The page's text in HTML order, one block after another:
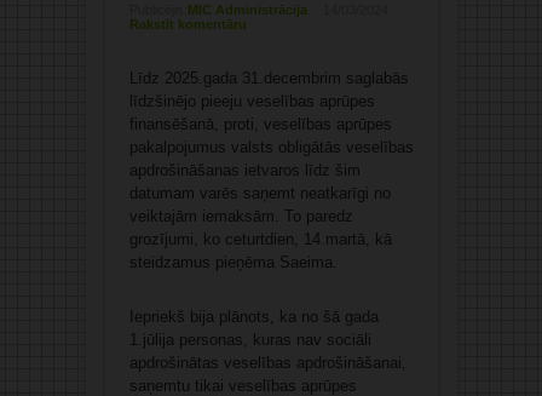
MIC Administrācija
Rakstīt komentāru
Līdz 2025.gada 31.decembrim saglabās
līdzšinējo pieeju veselības aprūpes
finansēšanā, proti, veselības aprūpes
pakalpojumus valsts obligātās veselības
apdrošināšanas ietvaros līdz šim
datumam varēs saņemt neatkarīgi no
veiktajām iemaksām. To paredz
grozījumi, ko ceturtdien, 14.martā, kā
steidzamus pieņēma Saeima.
Iepriekš bija plānots, ka no šā gada
1.jūlija personas, kuras nav sociāli
apdrošinātas veselības apdrošināšanai,
saņemtu tikai veselības aprūpes